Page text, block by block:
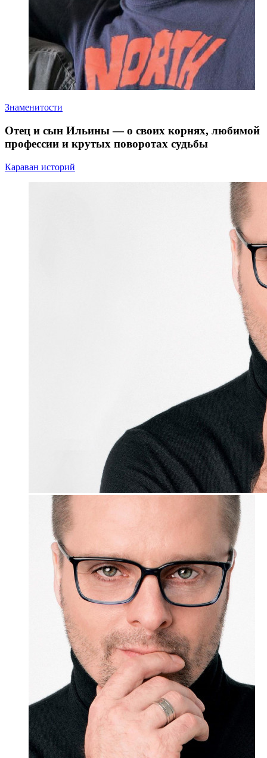
Знаменитости
Отец и сын Ильины — о своих корнях, любимой
профессии и крутых поворотах судьбы
Караван историй